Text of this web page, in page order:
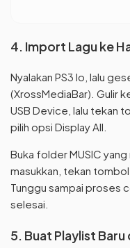
4. Import Lagu ke
Nyalakan PS3 lo, lalu
(XrossMediaBar). Gulir
USB Device, lalu tekan
pilih opsi Display All.
Buka folder MUSIC
masukkan, tekan
Tunggu sampai proses
selesai.
5. Buat Playlist Baru